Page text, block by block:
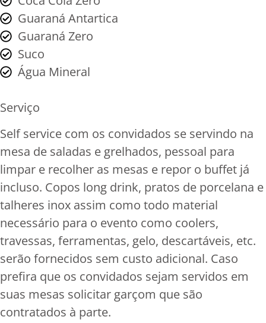
Guaraná Antartica
Guaraná Zero
Suco
Água Mineral
Serviço
Self service com os convidados se servindo na
mesa de saladas e grelhados, pessoal para
limpar e recolher as mesas e repor o buffet já
incluso. Copos long drink, pratos de porcelana e
talheres inox assim como todo material
necessário para o evento como coolers,
travessas, ferramentas, gelo, descartáveis, etc.
serão fornecidos sem custo adicional. Caso
prefira que os convidados sejam servidos em
suas mesas solicitar garçom que são
contratados à parte.